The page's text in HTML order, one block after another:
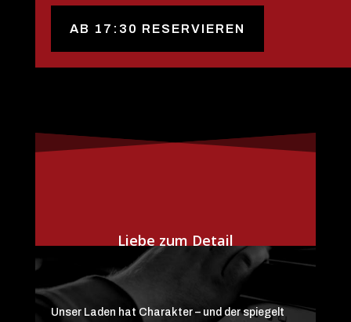
AB 17:30 RESERVIEREN
Liebe zum Detail
Unser Laden hat Charakter – und der spiegelt